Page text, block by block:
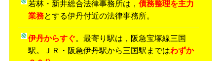
若林・新井総合法律事務所は， 債務整理を主力
業務とする伊丹付近の法律事務所。
伊丹からすぐ。最寄り駅は，阪急宝塚線三国
駅。ＪＲ・阪急伊丹駅から三国駅まではわずか